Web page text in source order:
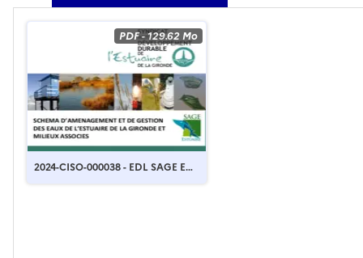
PDF-129.62 Mo
2024-CISO-000038 - EDL SAGE EG